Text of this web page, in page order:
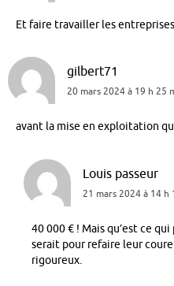
Et faire travailler les
gilbert71
20 mars 2024 à 19 h 25
avant la mise en exploitation
Louis passeur
21 mars 2024 à 14 h
40 000 € ! Mais qu’est ce
serait pour refaire leur
rigoureux.